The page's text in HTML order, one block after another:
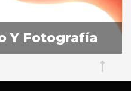
Y Fotografía